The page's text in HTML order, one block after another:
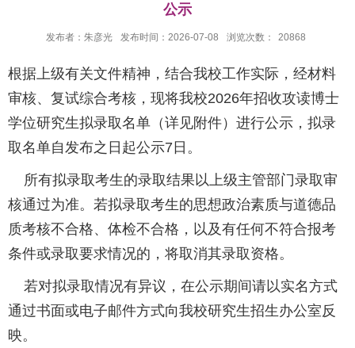
公示
发布者：朱彦光 发布时间：2026-07-08 浏览次数： 20868
根据上级有关文件精神，结合我校工作实际，经材料
审核、复试综合考核，现将我校2026年招收攻读博士
学位研究生拟录取名单（详见附件）进行公示，拟录
取名单自发布之日起公示7日。
所有拟录取考生的录取结果以上级主管部门录取审
核通过为准。若拟录取考生的思想政治素质与道德品
质考核不合格、体检不合格，以及有任何不符合报考
条件或录取要求情况的，将取消其录取资格。
若对拟录取情况有异议，在公示期间请以实名方式
通过书面或电子邮件方式向我校研究生招生办公室反
映。